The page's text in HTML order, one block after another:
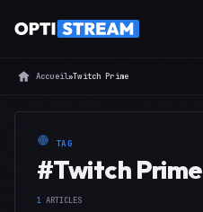
Accueil»Twitch Prime
TAG
#Twitch Prime
1 ARTICLES